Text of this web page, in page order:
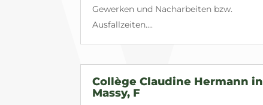
Gewerken und Nacharbeiten bzw.
Ausfallzeiten....
Collège Claudine Hermann in
Massy, F